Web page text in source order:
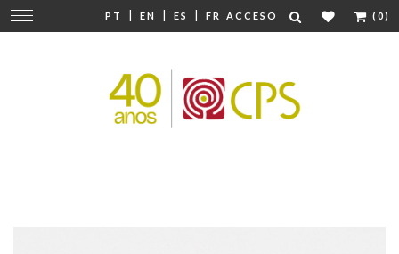
PT | EN | ES | FR ACCESO (0)
Cambiar
navegación